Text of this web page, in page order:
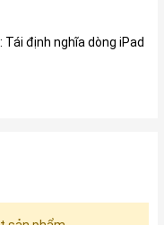
Tái định nghĩa dòng iPad